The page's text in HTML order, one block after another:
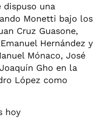
dispuso una
Monetti bajo los
Cruz Guasone,
Hernández y
Mónaco, José
Gho en la
López como
hoy